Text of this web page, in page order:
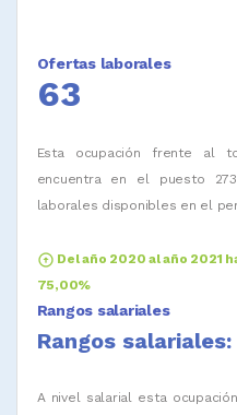
Ofertas laborales
63
Esta ocupación frente al
encuentra en el puesto
laborales disponibles en el
arrow_circle_up Del año 2020 al año 2021
75,00%
Rangos salariales
Rangos
A nivel salarial esta